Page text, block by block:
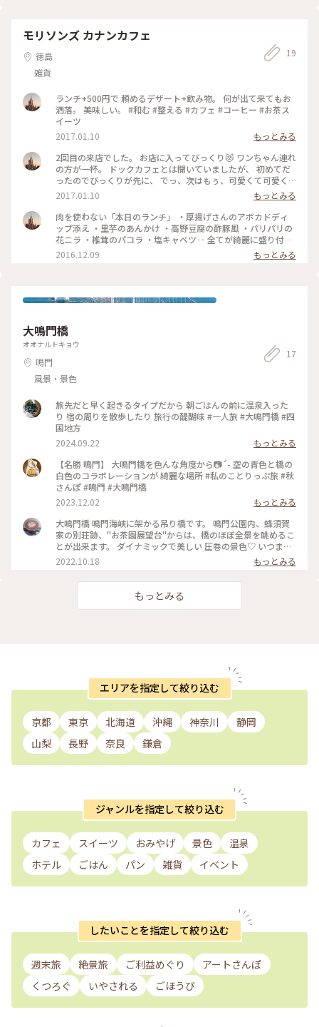
モリソンズ カナンカフェ
徳島
雑貨
19
ランチ+500円で 頼めるデザート+飲み物。 何が出て来てもお
洒落。 美味しい。 #和む #整える #カフェ #コーヒー #お茶ス
イーツ
2017.01.10
もっとみる
2回目の来店でした。 お店に入ってびっくり😻 ワンちゃん連れ
の方が一杯。 ドックカフェとは聞いていましたが、 初めてだ
ったのでびっくりが先に、 でっ、次はもぅ、可愛くて可愛く
て😻 私もうちの子連れて行きたい‥ でも、友達と2人‥無理や
なと（笑） ランチは、勿論お洒落で美味しくて、体に良さそう
なものばかり。 元気と癒しを頂いてかえって来ました😊 #和む
#整える #カフェ
2017.01.10
もっとみる
肉を使わない「本日のランチ」 ・厚揚げさんのアボカドディ
ップ添え ・里芋のあんかけ ・高野豆腐の酢豚風 ・パリパリの
花ニラ ・椎茸のパコラ ・塩キャベツ‥ 全てが綺麗に盛り付け
られた 体に優しい美味しい ワンプレートランチ🍴 パルクパニ
ール風のスープ付き。 優しいお店の方に、可愛くて大人しいワ
2016.12.09 もっとみる
大鳴門橋
オオナルトキョウ
鳴門
風景・景色
17
旅先だと早く起きるタイプだから 朝ごはんの前に温泉入った
り 宿の周りを散歩したり 旅行の醍醐味 #一人旅 #大鳴門橋 #四
国地方
2024.09.22
もっとみる
【名勝 鳴門】 大鳴門橋を色んな角度から📷´- 空の青色と橋の
白色のコラボレーションが 綺麗な場所 #私のことりっぷ旅 #秋
さんぽ #鳴門 #大鳴門橋
2023.12.02
もっとみる
大鳴門橋 鳴門海峡に架かる吊り橋です。 鳴門公園内、蜂須賀
家の別荘跡、"お茶園展望台"からは、橋のほぼ全景を眺めるこ
とが出来ます。 ダイナミックで美しい 圧巻の景色♡ いつまで
も 眺めていたくなります。 車道の下側には、大鳴門橋遊歩道
「渦の道」があり、渦潮を 直下に眺めることが出来ます。 こ
の日は、あいにく見頃の時間に合わず、大きな渦潮を見ること
が出来ませんでした。 「渦の道」から見えるトンネルのよう
な穴(3枚目)。。 何だか 不思議な雰囲気が 漂います。 架橋が建
ですね♡ 遊歩道にあった 顔パネル、 訪問記念に パシャリして
来ました😆 #大鳴門橋 #橋のある風景 #鳴門海峡 #絶景スポッ
ト #渦の道 #遊歩道 #休日ドライブ #Myことりっぷ #鳴門 #幻
っぷ徳島
2022.10.18 もっとみる
もっとみる
エリアを指定して絞り込む
京都 東京 北海道 沖縄 神奈川
静岡
山梨
長野 奈良 鎌倉
ジャンルを指定して絞り込む
カフェ スイーツ おみやげ 景色
温泉
ホテル
ごはん パン 雑貨 イベント
したいことを指定して絞り込む
週末旅 絶景旅 ご利益めぐり
アートさんぽ
くつろぐ
いやされる ごほうび